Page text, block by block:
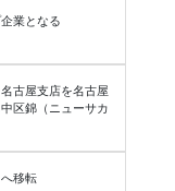
業となる
古屋支店を名古屋
区錦（ニューサカ
移転